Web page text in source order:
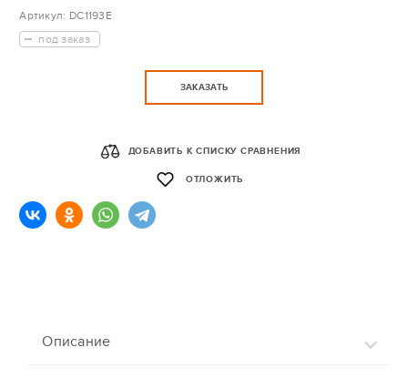
Артикул: DC1193E
под заказ
ЗАКАЗАТЬ
ДОБАВИТЬ К СПИСКУ СРАВНЕНИЯ
ОТЛОЖИТЬ
Описание